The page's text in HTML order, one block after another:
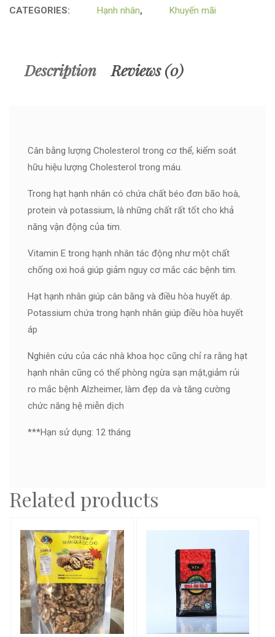
CATEGORIES: Hạnh nhân, Khuyến mãi
Description Reviews (0)
Cân bằng lượng Cholesterol trong cơ thể, kiểm soát
hữu hiệu lượng Cholesterol trong máu.
Trong hạt hạnh nhân có chứa chất béo đơn bão hoà,
protein và potassium, là những chất rất tốt cho khả
năng vận động của tim.
Vitamin E trong hạnh nhân tác động như một chất
chống oxi hoá giúp giảm nguy cơ mắc các bệnh tim.
Hạt hạnh nhân giúp cân bằng và điều hòa huyết áp.
Potassium chứa trong hạnh nhân giúp điều hòa huyết
áp
Nghiên cứu của các nhà khoa học cũng chỉ ra rằng hạt
hạnh nhân cũng có thể phòng ngừa sạn mật,giảm rủi
ro mắc bệnh Alzheimer, làm đẹp da và tăng cường
chức năng hệ miễn dịch
***Hạn sử dụng: 12 tháng
Related products